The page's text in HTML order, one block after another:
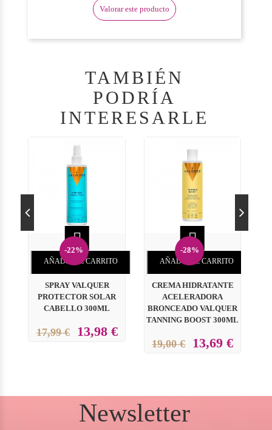
Valorar este producto
TAMBIÉN
PODRÍA
INTERESARLE
-22%

AÑADIR AL CARRITO
SPRAY VALQUER
PROTECTOR SOLAR
CABELLO 300ML
17,99 € 13,98 €
-28%

AÑADIR AL CARRITO
CREMA HIDRATANTE
ACELERADORA
BRONCEADO VALQUER
TANNING BOOST 300ML
19,00 € 13,69 €
Newsletter